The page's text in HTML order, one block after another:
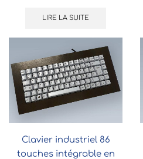
LIRE LA SUITE
Clavier industriel 86
touches intégrable en